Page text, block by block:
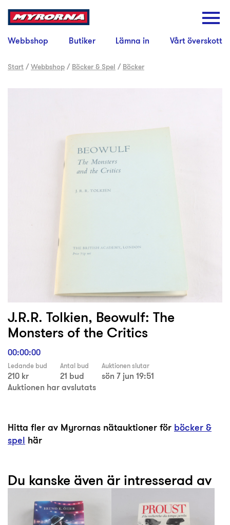
Webbshop Butiker Lämna in Vårt överskott
Start /Webbshop / Böcker & Spel / Böcker
J.R.R. Tolkien, Beowulf: The
Monsters of the Critics
00:00:00
Ledande bud
210 kr
Antal bud
21 bud
Auktionen slutar
sön 7 jun 19:51
Auktionen har avslutats
Hitta fler av Myrornas nätauktioner för böcker &
spel här
Du kanske även är intresserad av